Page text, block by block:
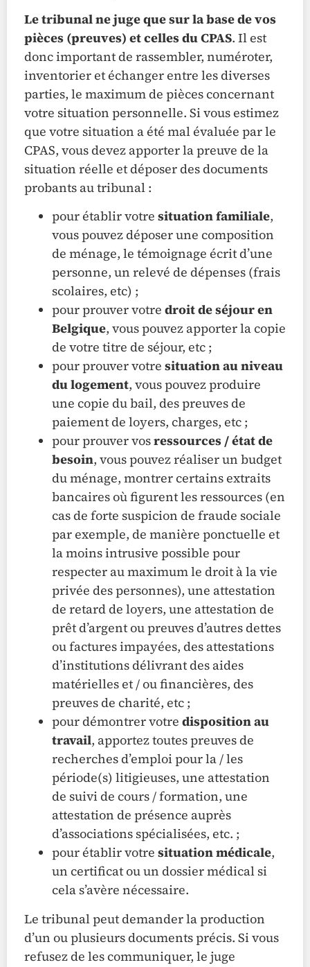
Le tribunal ne juge que sur la base de vos
pièces (preuves) et celles du CPAS. Il est
donc important de rassembler, numéroter,
inventorier et échanger entre les diverses
parties, le maximum de pièces concernant
votre situation personnelle. Si vous estimez
que votre situation a été mal évaluée par le
CPAS, vous devez apporter la preuve de la
situation réelle et déposer des documents
probants au tribunal :
pour établir votre situation familiale,
vous pouvez déposer une composition
de ménage, le témoignage écrit d’une
personne, un relevé de dépenses (frais
scolaires, etc) ;
pour prouver votre droit de séjour en
Belgique, vous pouvez apporter la copie
de votre titre de séjour, etc ;
pour prouver votre situation au niveau
du logement, vous pouvez produire
une copie du bail, des preuves de
paiement de loyers, charges, etc ;
pour prouver vosressources / état de
besoin, vous pouvez réaliser un budget
du ménage, montrer certains extraits
bancaires où figurent les ressources (en
cas de forte suspicion de fraude sociale
par exemple, de manière ponctuelle et
la moins intrusive possible pour
respecter au maximum le droit à la vie
privée des personnes), une attestation
de retard de loyers, une attestation de
prêt d’argent ou preuves d’autres dettes
ou factures impayées, des attestations
d’institutions délivrant des aides
matérielles et / ou financières, des
preuves de charité, etc ;
pour démontrer votre disposition au
travail, apportez toutes preuves de
recherches d’emploi pour la / les
période(s) litigieuses, une attestation
de suivi de cours / formation, une
attestation de présence auprès
d’associations spécialisées, etc. ;
pour établir votre situation médicale,
un certificat ou un dossier médical si
cela s’avère nécessaire.
Le tribunal peut demander la production
d’un ou plusieurs documents précis. Si vous
refusez de les communiquer, le juge